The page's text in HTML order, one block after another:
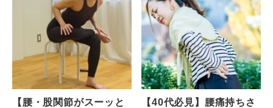
【腰・股関節がスーッと
【40代必見】腰痛持ちさ